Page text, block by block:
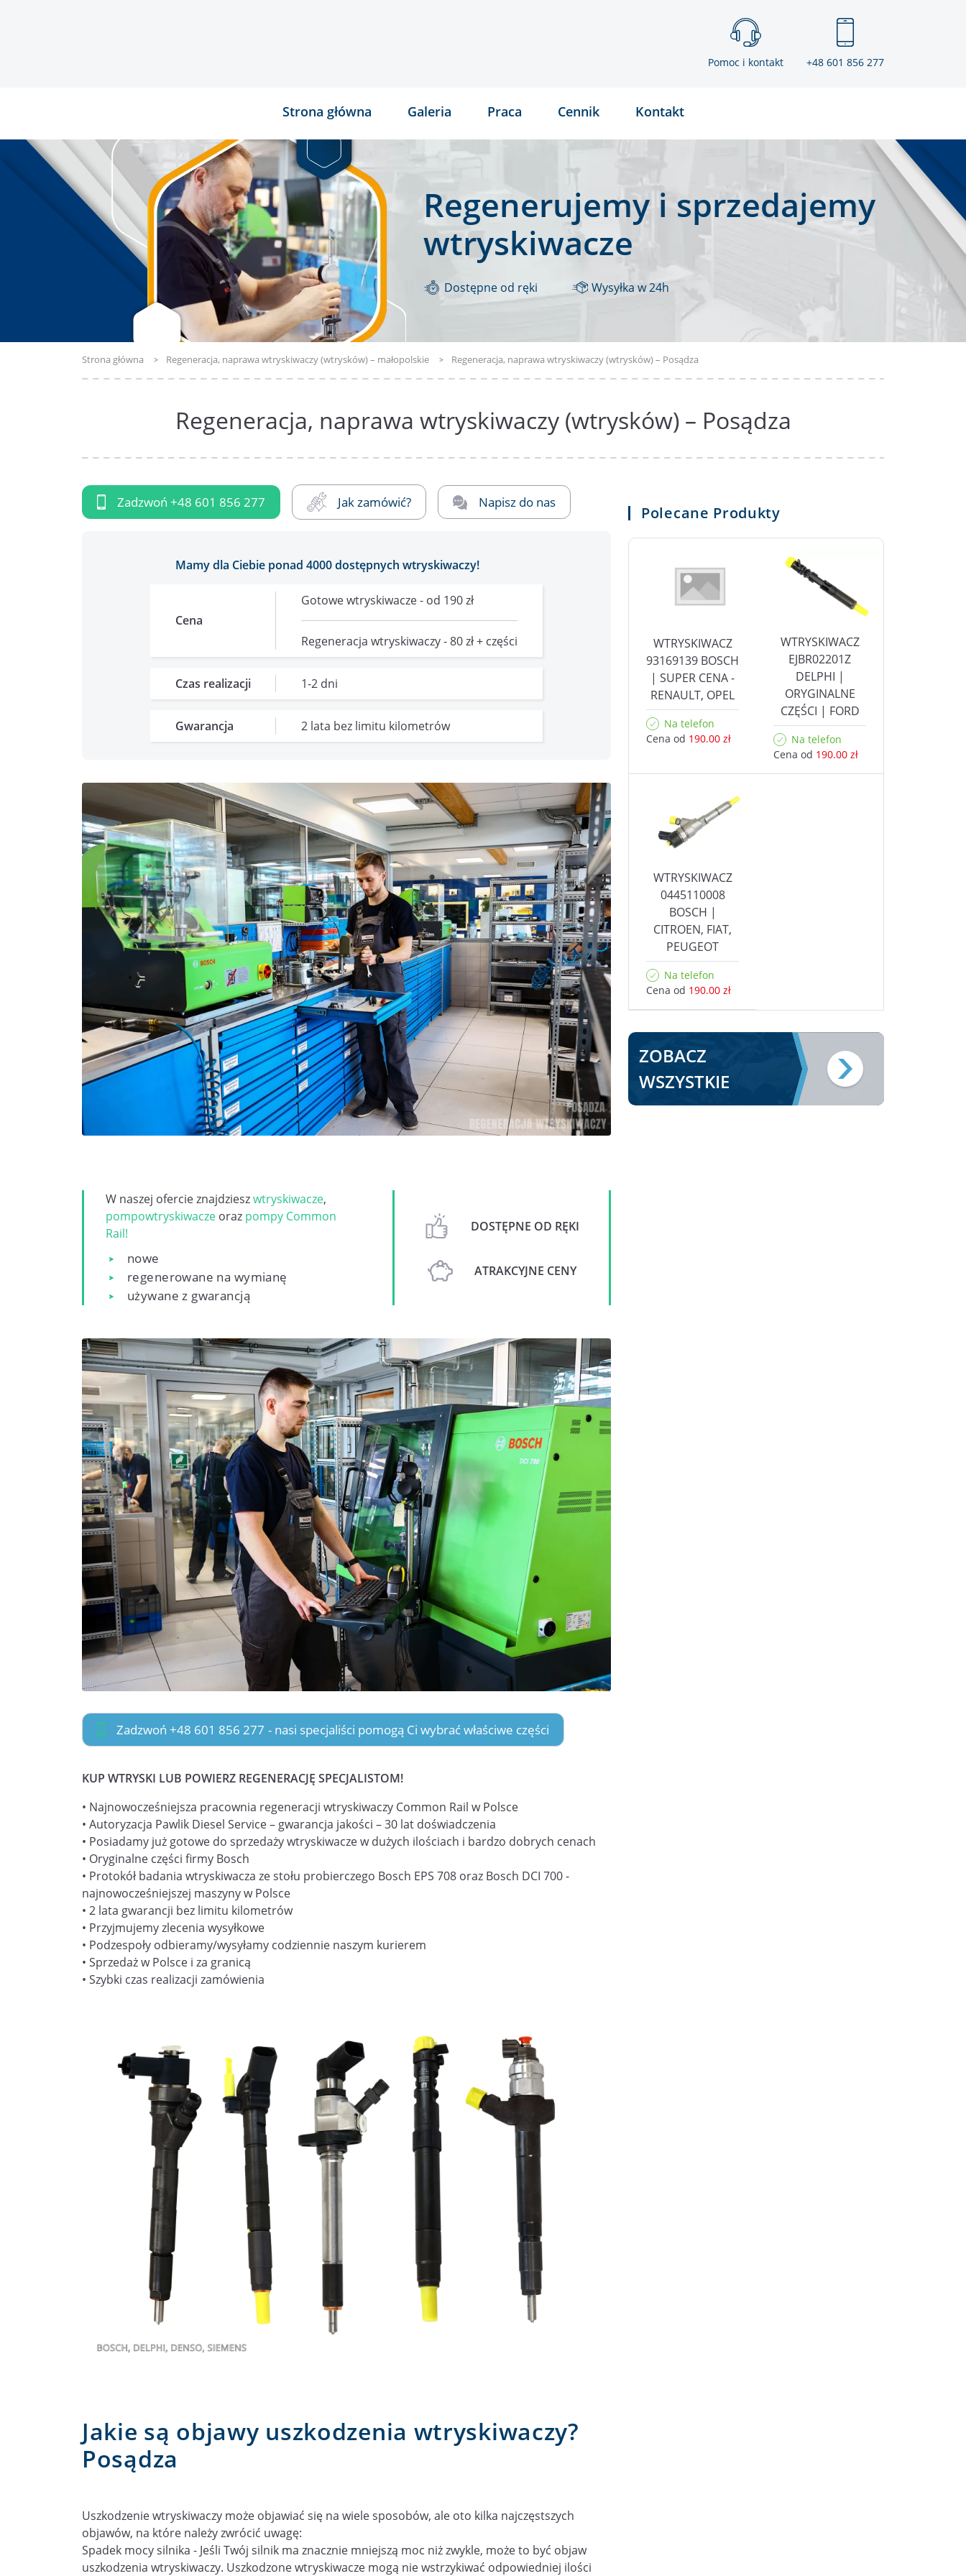
Pomoc i kontakt +48 601 856 277
Strona główna Galeria Praca Cennik Kontakt
Regenerujemy i sprzedajemy
wtryskiwacze
Dostępne od ręki Wysyłka w 24h
Strona główna Regeneracja, naprawa wtryskiwaczy (wtrysków) – małopolskie Regeneracja, naprawa wtryskiwaczy (wtrysków) – Posądza
Regeneracja, naprawa wtryskiwaczy (wtrysków) – Posądza
Zadzwoń +48 601 856 277 Jak zamówić? Napisz do nas
Mamy dla Ciebie ponad 4000 dostępnych wtryskiwaczy!
Cena
Gotowe wtryskiwacze - od 190 zł
Regeneracja wtryskiwaczy - 80 zł + części
Czas realizacji 1-2 dni
Gwarancja 2 lata bez limitu kilometrów
W naszej ofercie znajdzieszwtryskiwacze,
pompowtryskiwacze oraz pompy Common
Rail!
nowe
regenerowane na wymianę
używane z gwarancją
DOSTĘPNE OD RĘKI
ATRAKCYJNE CENY
Zadzwoń +48 601 856 277 - nasi specjaliści pomogą Ci wybrać właściwe części
KUP WTRYSKI LUB POWIERZ REGENERACJĘ SPECJALISTOM!
• Najnowocześniejsza pracownia regeneracji wtryskiwaczy Common Rail w Polsce
• Autoryzacja Pawlik Diesel Service – gwarancja jakości – 30 lat doświadczenia
• Posiadamy już gotowe do sprzedaży wtryskiwacze w dużych ilościach i bardzo dobrych cenach
• Oryginalne części firmy Bosch
• Protokół badania wtryskiwacza ze stołu probierczego Bosch EPS 708 oraz Bosch DCI 700 -
najnowocześniejszej maszyny w Polsce
• 2 lata gwarancji bez limitu kilometrów
• Przyjmujemy zlecenia wysyłkowe
• Podzespoły odbieramy/wysyłamy codziennie naszym kurierem
• Sprzedaż w Polsce i za granicą
• Szybki czas realizacji zamówienia
Jakie są objawy uszkodzenia wtryskiwaczy?
Posądza
Uszkodzenie wtryskiwaczy może objawiać się na wiele sposobów, ale oto kilka najczęstszych
objawów, na które należy zwrócić uwagę:
Spadek mocy silnika - Jeśli Twój silnik ma znacznie mniejszą moc niż zwykle, może to być objaw
uszkodzenia wtryskiwaczy. Uszkodzone wtryskiwacze mogą nie wstrzykiwać odpowiedniej ilości
Polecane Produkty
WTRYSKIWACZ
93169139 BOSCH
| SUPER CENA -
RENAULT, OPEL
Na telefon
Cena od 190.00 zł
WTRYSKIWACZ
EJBR02201Z
DELPHI |
ORYGINALNE
CZĘŚCI | FORD
Na telefon
Cena od 190.00 zł
WTRYSKIWACZ
0445110008
BOSCH |
CITROEN, FIAT,
PEUGEOT
Na telefon
Cena od 190.00 zł
ZOBACZ
WSZYSTKIE